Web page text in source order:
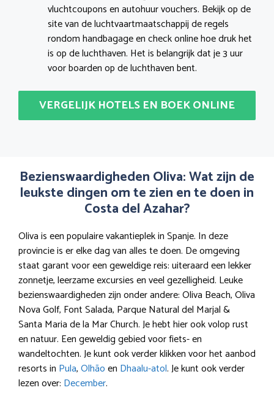
vluchtcoupons en autohuur vouchers. Bekijk op de
site van de luchtvaartmaatschappij de regels
rondom handbagage en check online hoe druk het
is op de luchthaven. Het is belangrijk dat je 3 uur
voor boarden op de luchthaven bent.
VERGELIJK HOTELS EN BOEK ONLINE
Bezienswaardigheden Oliva: Wat zijn de
leukste dingen om te zien en te doen in
Costa del Azahar?
Oliva is een populaire vakantieplek in Spanje. In deze
provincie is er elke dag van alles te doen. De omgeving
staat garant voor een geweldige reis: uiteraard een lekker
zonnetje, leerzame excursies en veel gezelligheid. Leuke
bezienswaardigheden zijn onder andere: Oliva Beach, Oliva
Nova Golf, Font Salada, Parque Natural del Marjal &
Santa Maria de la Mar Church. Je hebt hier ook volop rust
en natuur. Een geweldig gebied voor fiets- en
wandeltochten. Je kunt ook verder klikken voor het aanbod
resorts in Pula,Olhãoen Dhaalu-atol. Je kunt ook verder
lezen over: December.